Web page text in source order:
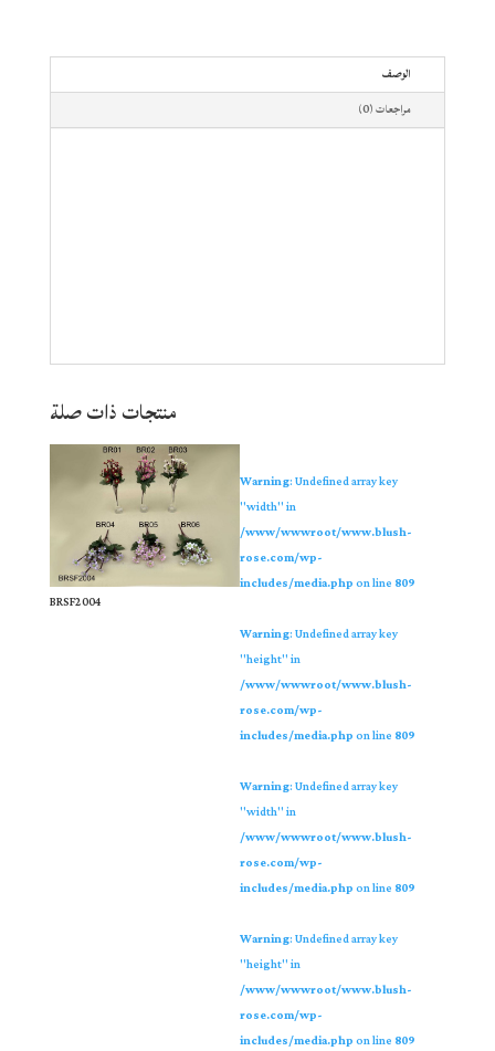
الوصف
مراجعات (0)
منتجات ذات صلة
Warning: Undefined array key
"width" in
/www/wwwroot/www.blush-
rose.com/wp-
includes/media.phpon line 809
Warning: Undefined array key
"height" in
/www/wwwroot/www.blush-
rose.com/wp-
includes/media.phpon line 809
Warning: Undefined array key
"width" in
/www/wwwroot/www.blush-
rose.com/wp-
includes/media.phpon line 809
Warning: Undefined array key
"height" in
/www/wwwroot/www.blush-
rose.com/wp-
includes/media.phpon line 809
BRSF2004